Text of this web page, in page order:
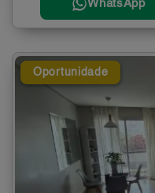
WhatsApp
Oportunidade